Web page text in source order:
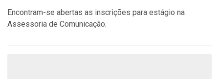
Encontram-se abertas as inscrições para estágio na
Assessoria de Comunicação.